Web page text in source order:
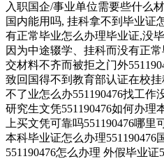
入职国企/事业单位需要些什么
国内能用吗, 挂科拿不到毕业证
有正常毕业怎么办理毕业证,没
因为中途辍学、挂科而没有正
交材料不齐而被拒之门外
致回国得不到教育部认证在校
不了业怎么办551190476找工
研究生文凭551190476如何办理
上买文凭可靠吗551190476哪里
本科毕业证怎么办理551190476
551190476怎么办理 外假毕业证